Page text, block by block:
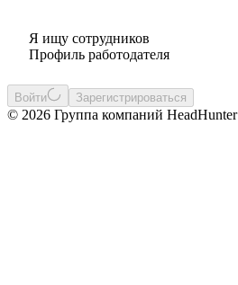
Я ищу сотрудников
Профиль работодателя
Войти Зарегистрироваться
© 2026 Группа компаний HeadHunter